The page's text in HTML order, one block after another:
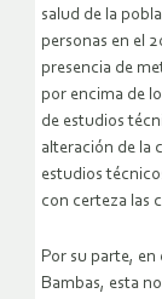
salud de la
personas en el
presencia de
por encima de
de estudios
alteración de la
estudios
con certeza las
Por su parte, en
Bambas, esta